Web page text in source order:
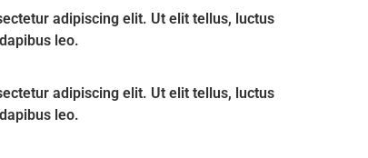
adipiscing elit. Ut elit tellus, luctus
leo.
adipiscing elit. Ut elit tellus, luctus
leo.